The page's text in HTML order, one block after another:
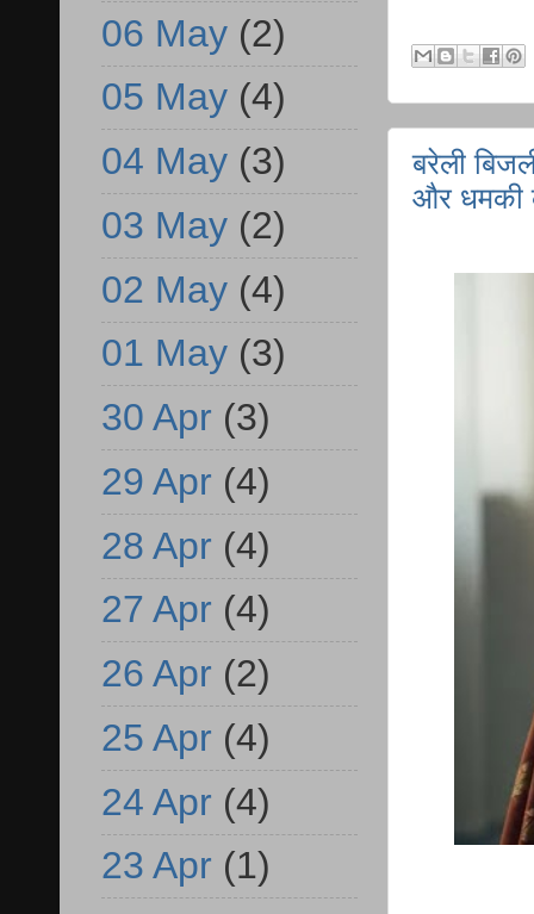
बरेली
और धमकी
06 May (2)
05 May (4)
04 May (3)
03 May (2)
02 May (4)
01 May (3)
30 Apr (3)
29 Apr (4)
28 Apr (4)
27 Apr (4)
26 Apr (2)
25 Apr (4)
24 Apr (4)
23 Apr (1)